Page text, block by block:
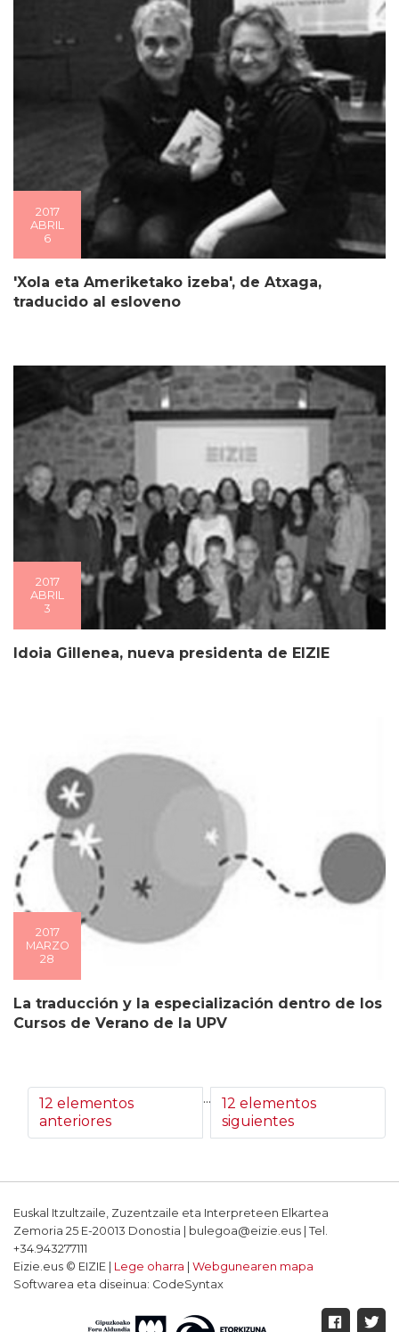
2017
ABRIL
6
'Xola eta Ameriketako izeba', de Atxaga,
traducido al esloveno
2017
ABRIL
3
Idoia Gillenea, nueva presidenta de EIZIE
2017
MARZO
28
La traducción y la especialización dentro de los
Cursos de Verano de la UPV
12 elementos
anteriores
...
12 elementos
siguientes
Euskal Itzultzaile, Zuzentzaile eta Interpreteen Elkartea
Zemoria 25 E-20013 Donostia | bulegoa@eizie.eus | Tel.
+34.943277111
Eizie.eus © EIZIE | Lege oharra
Webgunearen mapa
Softwarea eta diseinua: CodeSyntax